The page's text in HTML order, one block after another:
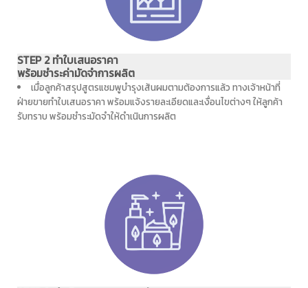
STEP 2 ทำใบเสนอราคา
พร้อมชำระค่ามัดจำการผลิต
เมื่อลูกค้าสรุปสูตรแชมพูบำรุงเส้นผมตามต้องการแล้ว ทางเจ้าหน้าที่
ฝ่ายขายทำใบเสนอราคา พร้อมแจ้งรายละเอียดและเงื่อนไขต่างๆ ให้ลูกค้า
รับทราบ พร้อมชำระมัดจำให้ดำเนินการผลิต